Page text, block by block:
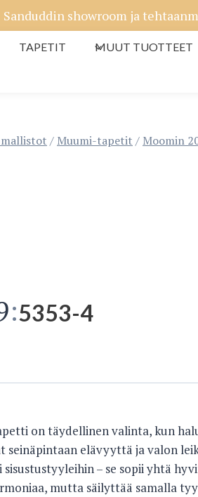
Sanduddin showroom ja
TAPETIT MUUT TUOTTEET
mallistot / Muumi-tapetit / Moomin
:5353-4
on täydellinen valinta, kun
elävyyttä ja valon
– se sopii yhtä
mutta säilyttää samalla